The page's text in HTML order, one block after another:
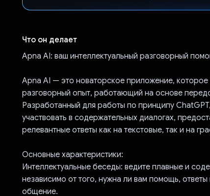
Что он делает
Apna AI: ваш интеллектуальный разговорный
Apna AI — это новаторское приложение, которое
разговорный опыт, работающий на основе
Разработанный для работы по принципу
участвовать в содержательных диалогах,
релевантные ответы как на текстовые, так и на
Основные характеристики:
Интеллектуальные беседы: ведите плавные и
независимо от того, нужна ли вам помощь,
общение.